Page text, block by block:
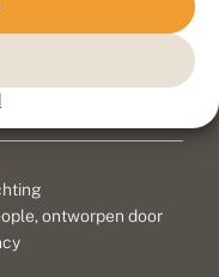
, ontworpen door